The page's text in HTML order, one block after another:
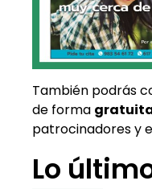
También podrás
de forma
patrocinadores y
Lo